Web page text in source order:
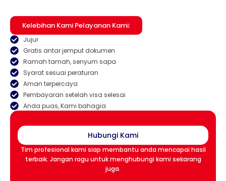
Kelebihan Kami Pelayanan Kami:
Jujur
Gratis antar jemput dokumen
Ramah tamah, senyum sapa
Syarat sesuai peraturan
Aman terpercaya
Pembayaran setelah visa selesai
Anda puas, Kami bahagia
Hubungi Kami
Tim profesional kami siap membantu anda mencapai hasil
terbaik. Jangan ragu untuk menghubungi kami sekarang
juga.